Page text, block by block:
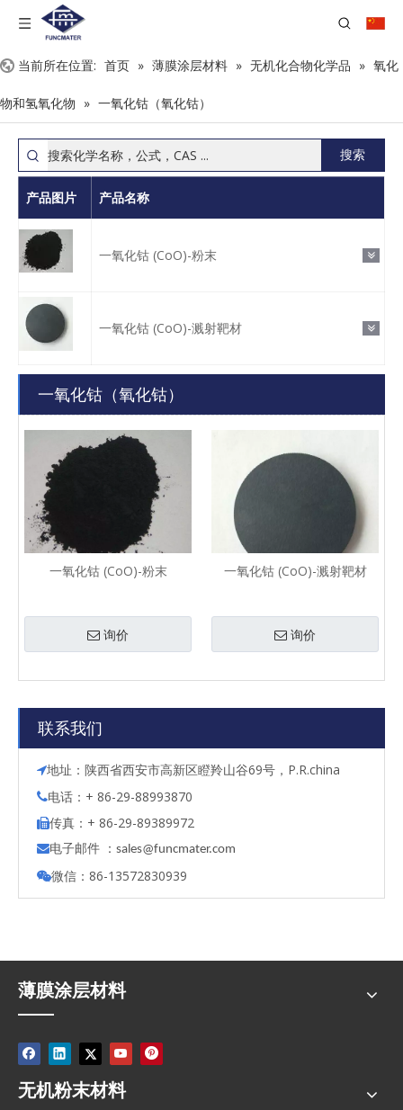
当前所在位置: 首页 » 薄膜涂层材料 » 无机化合物化学品 » 氧化
物和氢氧化物 » 一氧化钴（氧化钴）
搜索
产品图片 产品名称
一氧化钴 (CoO)-粉末
一氧化钴 (CoO)-溅射靶材
一氧化钴（氧化钴）
一氧化钴 (CoO)-粉末
询价
一氧化钴 (CoO)-溅射靶材
询价
联系我们
地址：陕西省西安市高新区瞪羚山谷69号，P.R.china
电话：+ 86-29-88993870
传真：+ 86-29-89389972
电子邮件 ： sales@funcmater.com
微信：86-13572830939
薄膜涂层材料
无机粉末材料